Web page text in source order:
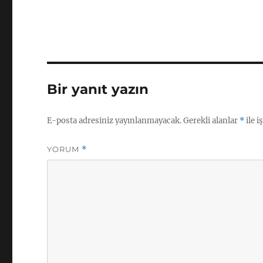
Bir yanıt yazın
E-posta adresiniz yayınlanmayacak.Gerekli alanlar *ile
YORUM *